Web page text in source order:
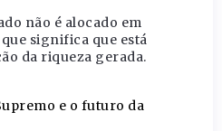
não é alocado em
significa que está
da riqueza gerada.
e o futuro da